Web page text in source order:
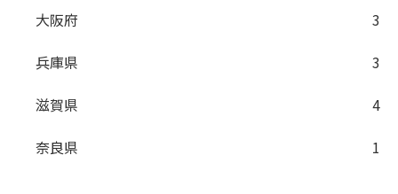
大阪府
3
兵庫県
3
滋賀県
4
奈良県
1